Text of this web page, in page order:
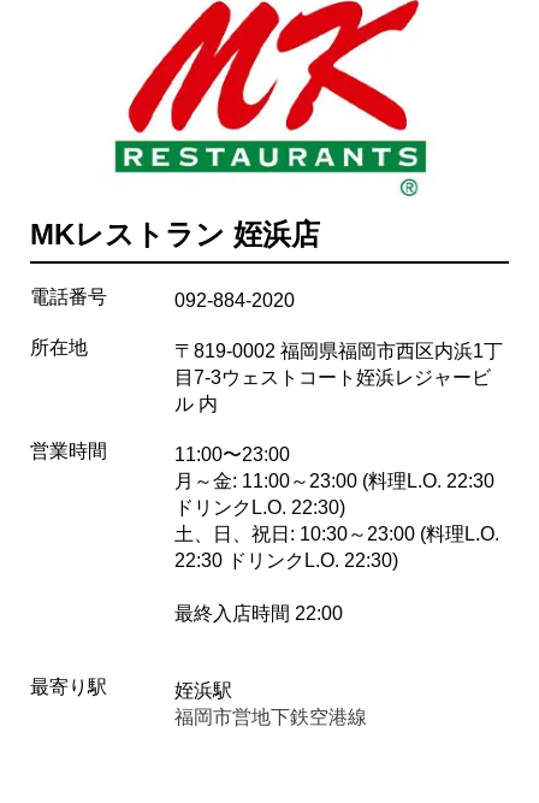
MKレストラン 姪浜店
電話番号 092-884-2020
所在地
〒819-0002 福岡県福岡市西区内浜1丁
目7-3ウェストコート姪浜レジャービ
ル 内
営業時間
11:00〜23:00
月～金: 11:00～23:00 (料理L.O. 22:30
ドリンクL.O. 22:30)
土、日、祝日: 10:30～23:00 (料理L.O.
22:30 ドリンクL.O. 22:30)
最終入店時間 22:00
最寄り駅
姪浜駅
福岡市営地下鉄空港線